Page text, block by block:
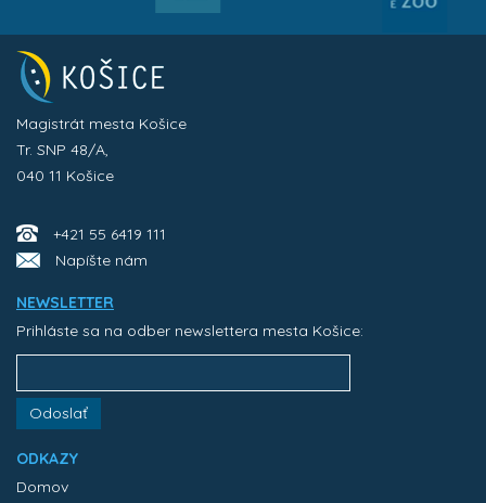
Magistrát mesta Košice
Tr. SNP 48/A,
040 11 Košice
+421 55 6419 111
Napíšte nám
NEWSLETTER
Prihláste sa na odber newslettera mesta Košice:
Odoslať
ODKAZY
Domov